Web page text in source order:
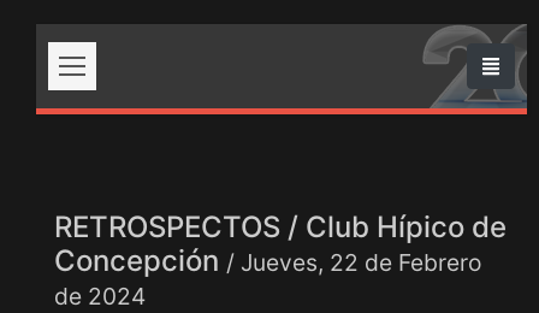
RETROSPECTOS / Club Hípico de
Concepción / Jueves, 22 de Febrero
de 2024